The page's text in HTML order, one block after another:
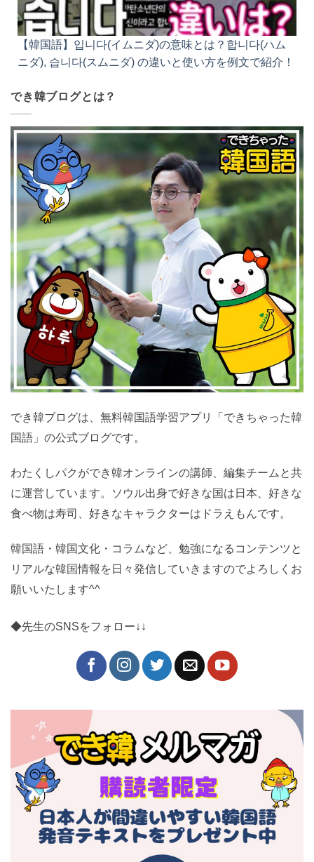
【韓国語】입니다(イムニダ)の意味とは？합니다(ハム
ニダ), 습니다(スムニダ) の違いと使い方を例文で紹介！
でき韓ブログとは？
でき韓ブログは、無料韓国語学習アプリ「できちゃった韓
国語」の公式ブログです。
わたくしパクができ韓オンラインの講師、編集チームと共
に運営しています。ソウル出身で好きな国は日本、好きな
食べ物は寿司、好きなキャラクターはドラえもんです。
韓国語・韓国文化・コラムなど、勉強になるコンテンツと
リアルな韓国情報を日々発信していきますのでよろしくお
願いいたします^^
◆先生のSNSをフォロー↓↓